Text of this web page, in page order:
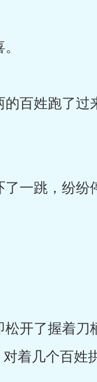
百姓跑了过
一跳，纷纷
开了握着刀
着几个百姓